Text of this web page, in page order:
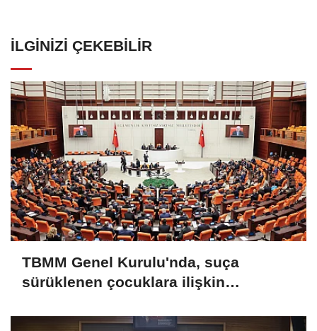
İLGINIZI ÇEKEBILIR
TBMM Genel Kurulu'nda, suça
sürüklenen çocuklara ilişkin
görüşmeleri tamamlandı